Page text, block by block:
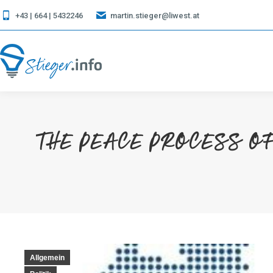
+43 | 664 | 5432246 martin.stieger@liwest.at
THE PEACE PROCESS
Allgemein